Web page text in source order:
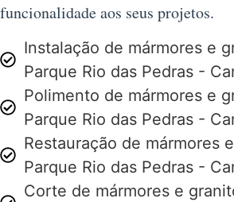
funcionalidade aos seus projetos.
Instalação de mármores e
Parque Rio das Pedras -
Polimento de mármores e
Parque Rio das Pedras -
Restauração de mármores
Parque Rio das Pedras -
Corte de mármores e